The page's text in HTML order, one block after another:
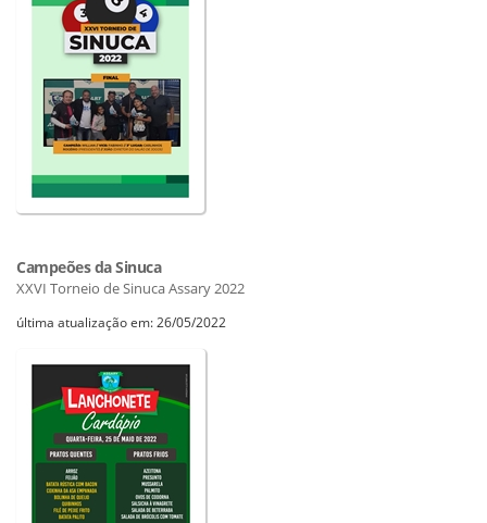
Campeões da Sinuca
XXVI Torneio de Sinuca Assary 2022
última atualização em: 26/05/2022